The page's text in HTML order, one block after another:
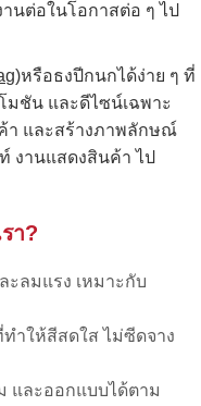
นต่อในโอกาสต่อ ๆ ไป
)หรือธงปีกนกได้ง่าย ๆ ที่
มชัน และดีไซน์เฉพาะ
า และสร้างภาพลักษณ์
งานแสดงสินค้า ไป
า?
ลมแรง เหมาะกับ
ำให้สีสดใส ไม่ซีดจาง
และออกแบบได้ตาม